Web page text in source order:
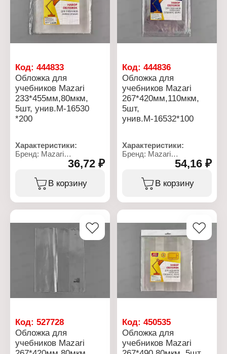
Код: 444833
Обложка для
учебников Mazari
233*455мм,80мкм,
5шт, унив.М-16530
*200
Характеристики:
Бренд: Mazari
Артикул: М-16530
Тип товара: Обложка
Назначение: для
учебников
Количество: 5 шт
Толщина: 80 мкм
36,72 ₽
В корзину
Код:444836
Обложка для
учебников Mazari
267*420мм,110мкм,
5шт,
унив.М-16532*100
Характеристики:
Бренд: Mazari
Артикул: М-16529
Тип товара: Обложка
Назначение: для
учебников Петерсон,
Плотность: 110 мкм
Материал: ПВХ
Цвет: прозрачная
Упаковка: ПЭТ с
европодвесом, с
цветным вкладышем
54,16 ₽
В корзину
Код: 527728
Обложка для
учебников Mazari
Код:450535
Обложка для
учебников Mazari